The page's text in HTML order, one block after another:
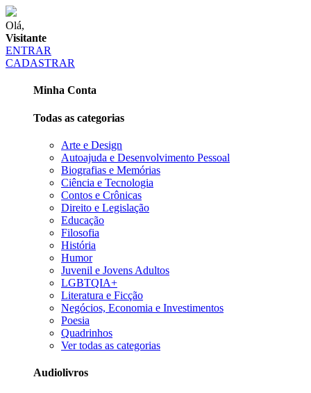
Olá,
Visitante
ENTRAR
CADASTRAR
Minha Conta
Todas as categorias
Arte e Design
Autoajuda e Desenvolvimento Pessoal
Biografias e Memórias
Ciência e Tecnologia
Contos e Crônicas
Direito e Legislação
Educação
Filosofia
História
Humor
Juvenil e Jovens Adultos
LGBTQIA+
Literatura e Ficção
Negócios, Economia e Investimentos
Poesia
Quadrinhos
Ver todas as categorias
Audiolivros